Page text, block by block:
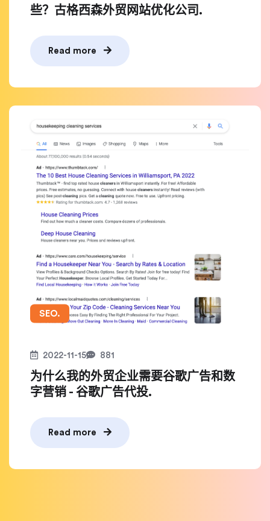
些？古格西森外贸网站优化公司.
Read more
SEO.
2022-11-15 881
为什么我的外贸企业需要谷歌广告和数
字营销 - 谷歌广告代投.
Read more